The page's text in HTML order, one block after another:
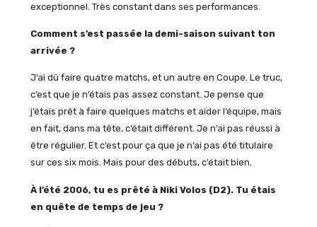
exceptionnel. Très constant dans ses performances.
Comment s’est passée la demi-saison suivant ton
arrivée ?
J’ai dû faire quatre matchs, et un autre en Coupe. Le truc,
c’est que je n’étais pas assez constant. Je pense que
j’étais prêt à faire quelques matchs et aider l’équipe, mais
en fait, dans ma tête, c’était différent. Je n’ai pas réussi à
être régulier. Et c’est pour ça que je n’ai pas été titulaire
sur ces six mois. Mais pour des débuts, c’était bien.
À l’été 2006, tu es prêté à Niki Volos (D2). Tu étais
en quête de temps de jeu ?